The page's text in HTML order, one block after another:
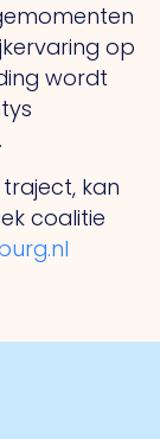
op
wordt
kan
coalitie